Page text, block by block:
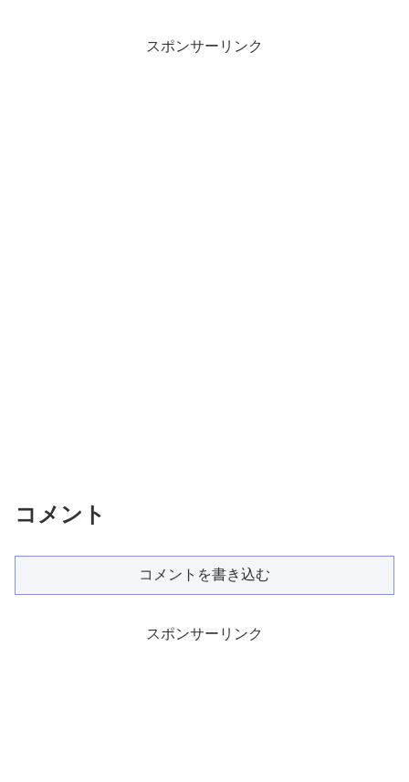
スポンサーリンク
コメント
コメントを書き込む
スポンサーリンク